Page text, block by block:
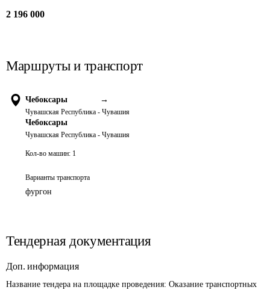
2 196 000
Маршруты и транспорт
Чебоксары →
Чувашская Республика - Чувашия
Чебоксары
Чувашская Республика - Чувашия
Кол-во машин: 1
Варианты транспорта
фургон
Тендерная документация
Доп. информация
Название тендера на площадке проведения: Оказание транспортных